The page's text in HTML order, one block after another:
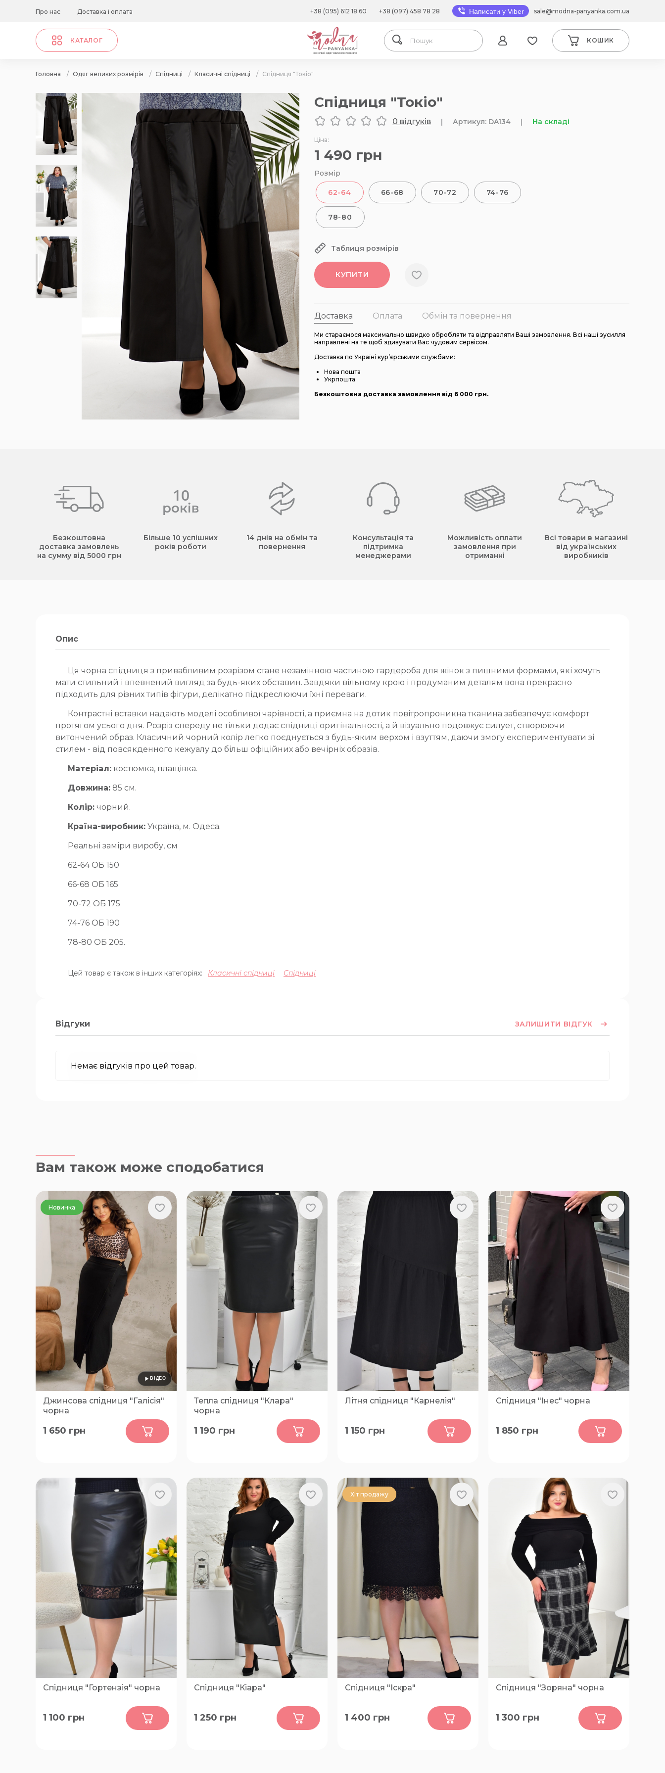
Про нас Доставка і оплата +38 (095) 612 18 60 +38 (097) 458 78 28 Написати у Viber sale@modna-panyanka.com.ua
КАТАЛОГ КОШИК
Головна / Одяг великих розмірів / Спідниці / Класичні спідниці / Спідниця "Токіо"
Спідниця "Токіо"
0 відгуків | Артикул: DA134 | На складі
Ціна:
1 490 грн
Розмір
62-64 66-68 70-72 74-76
78-80
Таблиця розмірів
КУПИТИ
Доставка Оплата Обмін та повернення
Ми стараємося максимально швидко обробляти та відправляти Ваші замовлення. Всі наші зусилля
направлені на те щоб здивувати Вас чудовим сервісом.
Доставка по Україні кур’єрськими службами:
Нова пошта
Укрпошта
Безкоштовна доставка замовлення від 6 000 грн.
Безкоштовна
доставка замовлень
на сумму від 5000 грн
Більше 10 успішних
років роботи
14 днів на обмін та
повернення
Консультація та
підтримка
менеджерами
Можливість оплати
замовлення при
отриманні
Всі товари в магазині
від українських
виробників
Опис
Ця чорна спідниця з привабливим розрізом стане незамінною частиною гардероба для жінок з пишними формами, які хочуть
мати стильний і впевнений вигляд за будь-яких обставин. Завдяки вільному крою і продуманим деталям вона прекрасно
підходить для різних типів фігури, делікатно підкреслюючи їхні переваги.
Контрастні вставки надають моделі особливої чарівності, а приємна на дотик повітропроникна тканина забезпечує комфорт
протягом усього дня. Розріз спереду не тільки додає спідниці оригінальності, а й візуально подовжує силует, створюючи
витончений образ. Класичний чорний колір легко поєднується з будь-яким верхом і взуттям, даючи змогу експериментувати зі
стилем - від повсякденного кежуалу до більш офіційних або вечірніх образів.
Матеріал: костюмка, плащівка.
Довжина: 85 см.
Колір: чорний.
Країна-виробник: Україна, м. Одеса.
Реальні заміри виробу, см
62-64 ОБ 150
66-68 ОБ 165
70-72 ОБ 175
74-76 ОБ 190
78-80 ОБ 205.
Цей товар є також в інших категоріях: Класичні спідниці Спідниці
Відгуки ЗАЛИШИТИ ВІДГУК
Немає відгуків про цей товар.
Вам також може сподобатися
Новинка
Джинсова спідниця "Галісія"
чорна
46-48, 50-52, 54-56, 58-60, 62-64,
1 650 грн
Тепла спідниця "Клара"
чорна
50, 52, 54, 56, 58, 60, 62, 64, 66, 68,
1 190 грн
Літня спідниця "Карнелія"
52, 54, 56, 58, 60, 62, 64, 66, 68, 70,
1 150 грн
Спідниця "Інес" чорна
1 850 грн
Спідниця "Гортензія" чорна
50, 52, 54, 56, 58, 60, 62, 64, 66, 68,
1 100 грн
Спідниця "Кіара"
50, 52, 54, 56, 58, 60, 62, 64, 66, 68,
1 250 грн
Хіт продажу
Спідниця "Іскра"
50, 52, 54, 56, 58, 60, 62, 64, 66, 68,
1 400 грн
Спідниця "Зоряна" чорна
50, 52, 54, 56, 58, 60, 62, 64, 66, 68,
1 300 грн